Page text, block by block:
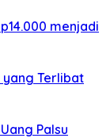
menjadi
yang Terlibat
Palsu